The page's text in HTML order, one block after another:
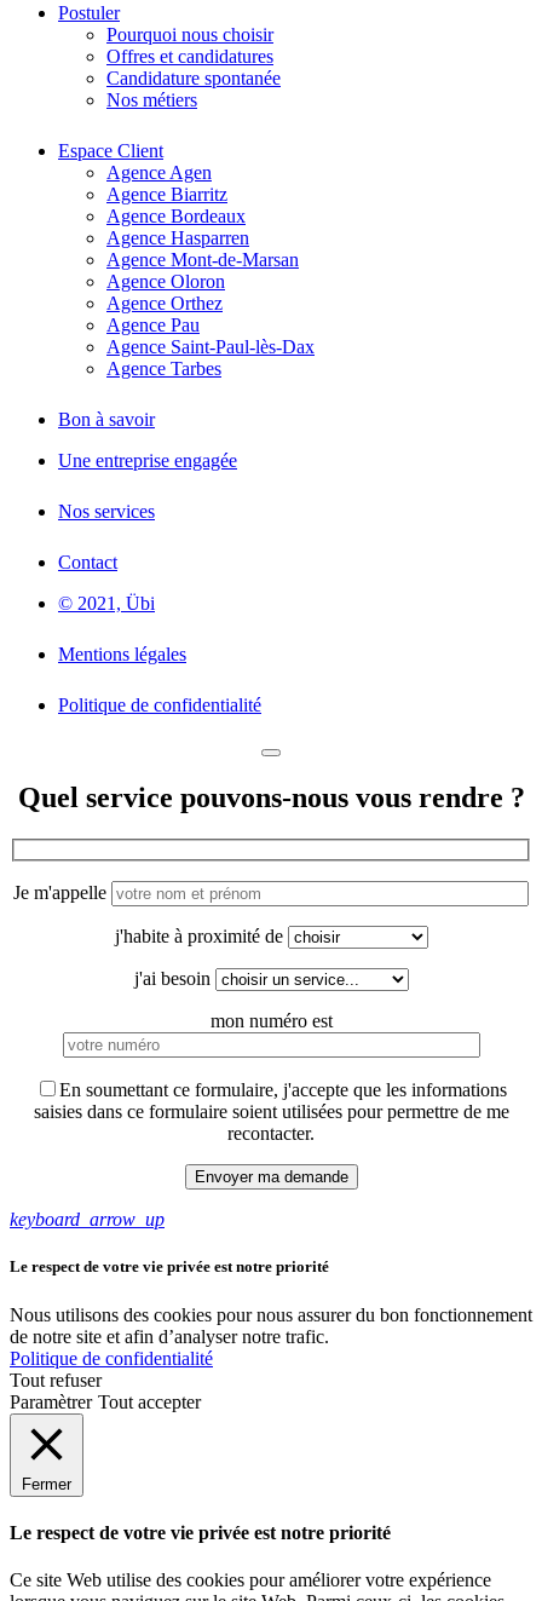
Postuler
Pourquoi nous choisir
Offres et candidatures
Candidature spontanée
Nos métiers
Espace Client
Agence Agen
Agence Biarritz
Agence Bordeaux
Agence Hasparren
Agence Mont-de-Marsan
Agence Oloron
Agence Orthez
Agence Pau
Agence Saint-Paul-lès-Dax
Agence Tarbes
Bon à savoir
Une entreprise engagée
Nos services
Contact
© 2021, Übi
Mentions légales
Politique de confidentialité
Quel service pouvons-nous vous rendre ?
Je m'appelle
j'habite à proximité de
j'ai besoin
mon numéro est
En soumettant ce formulaire, j'accepte que les informations
saisies dans ce formulaire soient utilisées pour permettre de me
recontacter.
keyboard_arrow_up
Le respect de votre vie privée est notre priorité
Nous utilisons des cookies pour nous assurer du bon fonctionnement
de notre site et afin d’analyser notre trafic.
Politique de confidentialité
Tout refuser
Paramètrer Tout accepter
Fermer
Le respect de votre vie privée est notre priorité
Ce site Web utilise des cookies pour améliorer votre expérience